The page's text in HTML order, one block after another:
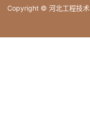
Copyright © 河北工程技术